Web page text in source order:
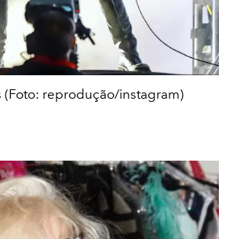
(Foto: reprodução/instagram)